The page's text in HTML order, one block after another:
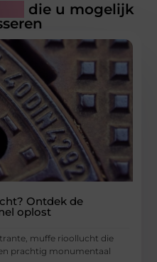
die u mogelijk
Ontdek de
oplost
muffe rioollucht die
prachtig monumentaal